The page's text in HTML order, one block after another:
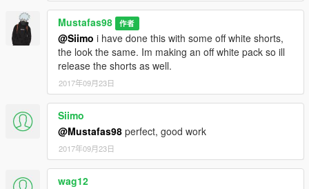
Mustafas98 作者
@Siimo i have done this with some off white shorts,
the look the same. Im making an off white pack so ill
release the shorts as well.
2017年09月23日
Siimo
@Mustafas98 perfect, good work
2017年09月23日
wag12